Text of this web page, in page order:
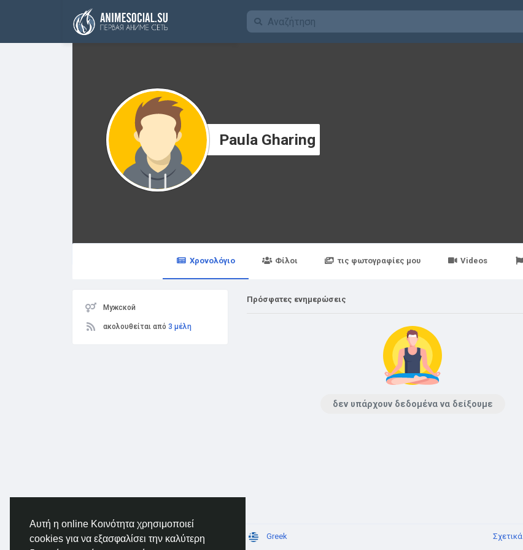
Αυτή η online Κοινότητα χρησιμοποιεί
cookies για να εξασφαλίσει την καλύτερη
Χρηματοδότηση
Paula Gharing
Χρονολόγιο Φίλοι τις φωτογραφίες μου Videos
Мужской
ακολουθείται από 3 μέλη
Πρόσφατες ενημερώσεις
δεν υπάρχουν δεδομένα να δείξουμε
© 2026 AnimeSocial.SU - Первая аниме сеть! Greek Σχετικά